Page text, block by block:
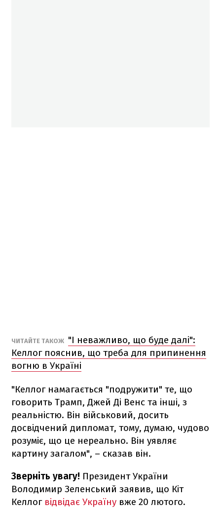
ЧИТАЙТЕ ТАКОЖ "І неважливо, що буде далі":
Келлог пояснив, що треба для припинення
вогню в Україні
"Келлог намагається "подружити" те, що
говорить Трамп, Джей Ді Венс та інші, з
реальністю. Він військовий, досить
досвідчений дипломат, тому, думаю, чудово
розуміє, що це нереально. Він уявляє
картину загалом", – сказав він.
Зверніть увагу! Президент України
Володимир Зеленський заявив, що Кіт
Келлог відвідає Україну вже 20 лютого.